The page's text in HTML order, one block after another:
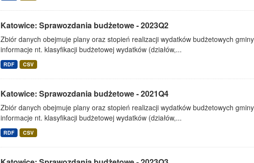
Katowice: Sprawozdania budżetowe - 2023Q2
Zbiór danych obejmuje plany oraz stopień realizacji wydatków budżetowych
informacje nt. klasyfikacji budżetowej wydatków (działów,...
RDF CSV
Katowice: Sprawozdania budżetowe - 2021Q4
Zbiór danych obejmuje plany oraz stopień realizacji wydatków budżetowych
informacje nt. klasyfikacji budżetowej wydatków (działów,...
RDF CSV